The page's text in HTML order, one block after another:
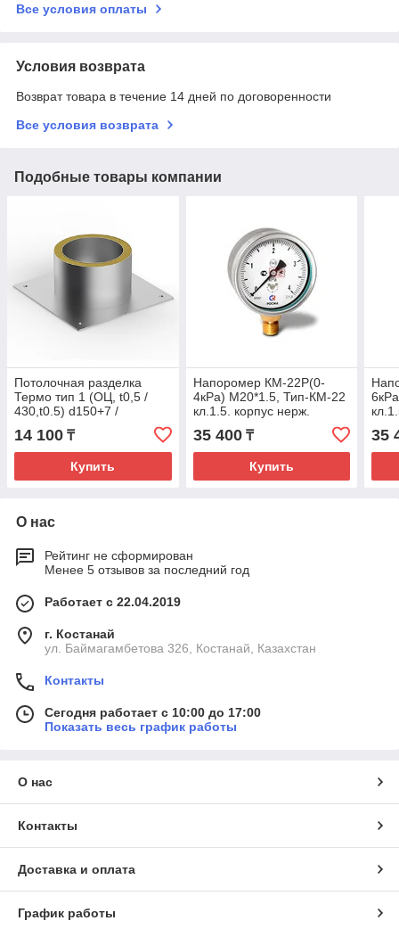
Все условия оплаты
Условия возврата
Возврат товара в течение 14 дней по договоренности
Все условия возврата
Подобные товары компании
Потолочная разделка
Термо тип 1 (ОЦ, t0,5 /
430,t0.5) d150+7 /
Dнар350/Dвн290.
А510хВ5100, L300
14 100 ₸
Купить
Напоромер КМ-22Р(0-
4кРа) М20*1.5, Тип-КМ-22
кл.1.5. корпус нерж.
механизм-мд.сплав,
чувствит.элемент
35 400₸
Купить
35
О нас
Рейтинг не сформирован
Менее 5 отзывов за последний год
Работает с 22.04.2019
г. Костанай
ул. Баймагамбетова 326, Костанай, Казахстан
Контакты
Сегодня работает с 10:00 до 17:00
Показать весь график работы
О нас
Контакты
Доставка и оплата
График работы